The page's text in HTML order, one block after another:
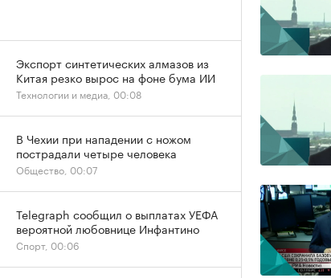
Экспорт синтетических алмазов из
Китая резко вырос на фоне бума ИИ
Технологии и медиа, 00:08
В Чехии при нападении с ножом
пострадали четыре человека
Общество, 00:07
Telegraph сообщил о выплатах УЕФА
вероятной любовнице Инфантино
Спорт, 00:06